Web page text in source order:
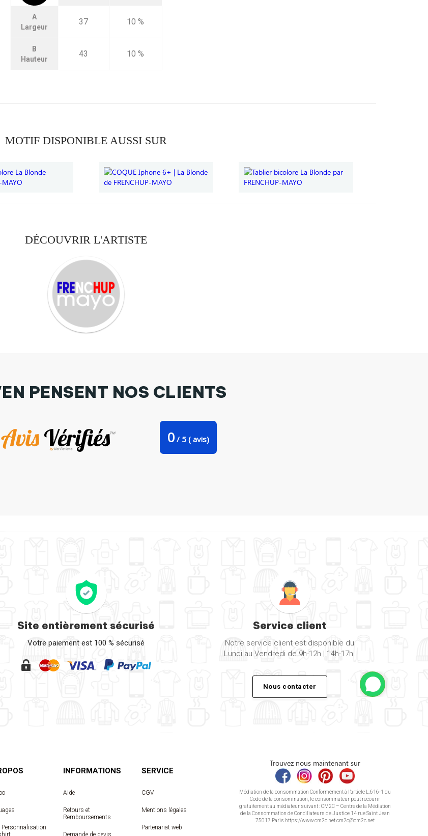
A
Largeur
37 10 %
B
Hauteur
43 10 %
MOTIF DISPONIBLE AUSSI SUR
DÉCOUVRIR L'ARTISTE
PENSENT NOS CLIENTS
0/ 5 (avis)
Site entièrement sécurisé
Votre paiement est 100 % sécurisé
Service client
Notre service client est disponible du
Lundi au Vendredi de 9h-12h | 14h-17h.
Nous contacter
Personnalisation
INFORMATIONS
Aide
Retours et
Remboursements
Demande de devis
SERVICE
CGV
Mentions légales
Partenariat web
Trouvez nous maintenant sur
Médiation de la consommation Conformément à l’article L.616-1 du
Code de la consommation, le consommateur peut recourir
gratuitement au médiateur suivant : CM2C – Centre de la Médiation
de la Consommation de Conciliateurs de Justice 14 rue Saint Jean
75017 Paris https://www.cm2c.net cm2c@cm2c.net